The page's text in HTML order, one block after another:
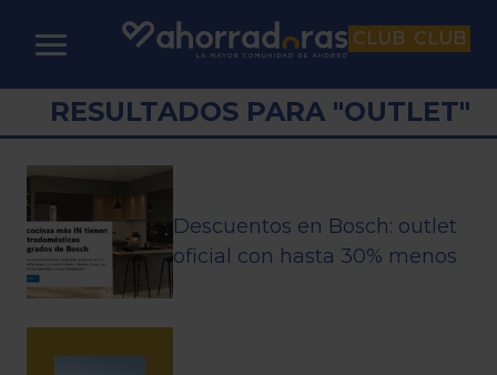
CLUB CLUB
RESULTADOS PARA "OUTLET"
Descuentos en Bosch: outlet
oficial con hasta 30% menos